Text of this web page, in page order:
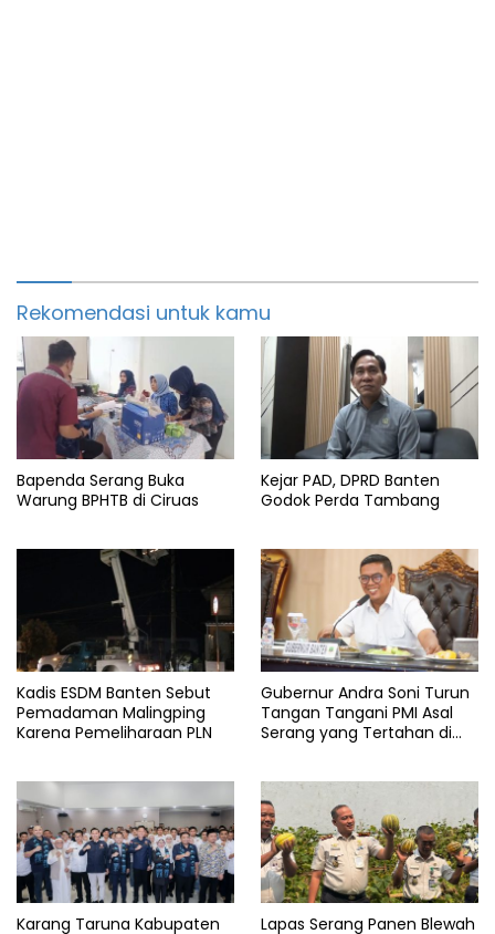
Rekomendasi untuk kamu
Bapenda Serang Buka
Warung BPHTB di Ciruas
Kejar PAD, DPRD Banten
Godok Perda Tambang
Kadis ESDM Banten Sebut
Pemadaman Malingping
Karena Pemeliharaan PLN
Gubernur Andra Soni Turun
Tangan Tangani PMI Asal
Serang yang Tertahan di
Karang Taruna Kabupaten
Lapas Serang Panen Blewah